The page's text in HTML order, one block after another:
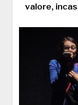
valore,